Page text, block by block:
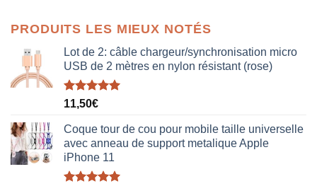
était :
38,00€.
est :
19,00€.
PRODUITS LES MIEUX NOTÉS
Lot de 2: câble chargeur/synchronisation micro
USB de 2 mètres en nylon résistant (rose)
Note5.00
11,50€
Coque tour de cou pour mobile taille universelle
avec anneau de support metalique Apple
iPhone 11